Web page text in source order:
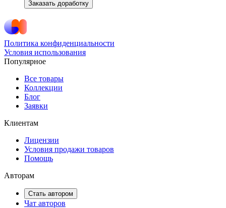
Заказать доработку
Политика конфиденциальности
Условия использования
Популярное
Все товары
Коллекции
Блог
Заявки
Клиентам
Лицензии
Условия продажи товаров
Помощь
Авторам
Стать автором
Чат авторов